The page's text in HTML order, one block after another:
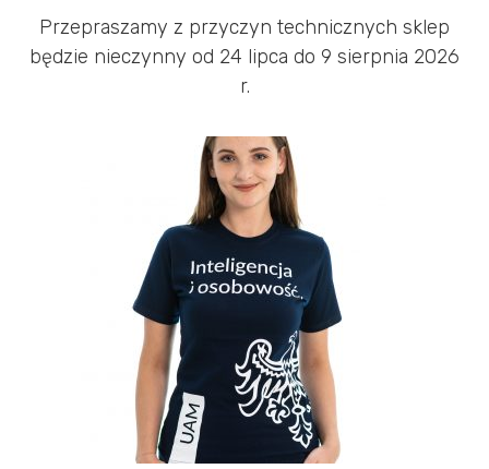
Przepraszamy z przyczyn technicznych sklep
będzie nieczynny od 24 lipca do 9 sierpnia 2026
r.